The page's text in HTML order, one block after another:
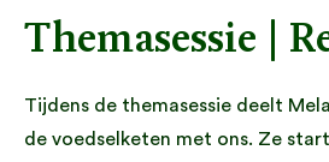
Themasessie |
Tijdens de themasessie deelt
de voedselketen met ons. Ze